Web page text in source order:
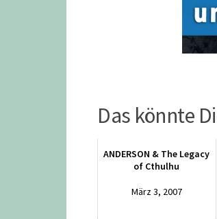
Das könnte
ANDERSON & The Legacy
of Cthulhu
März 3, 2007